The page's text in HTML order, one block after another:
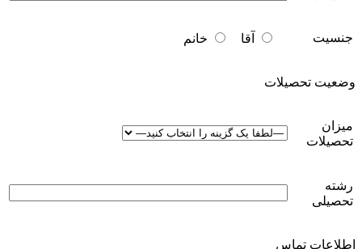
جنسیت آقا خانم
وضعیت تحصیلات
میزان
تحصیلات
رشته
تحصیلی
اطلاعات تماس